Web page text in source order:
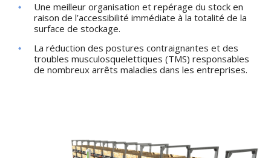
Une meilleur organisation et repérage du stock en
raison de l’accessibilité immédiate à la totalité de la
surface de stockage.
La réduction des postures contraignantes et des
troubles musculosquelettiques (TMS) responsables
de nombreux arrêts maladies dans les entreprises.